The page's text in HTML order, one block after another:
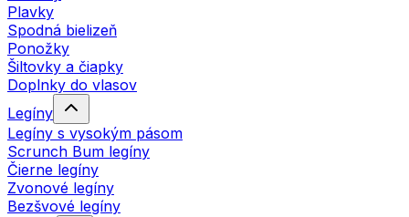
Plavky
Spodná bielizeň
Ponožky
Šiltovky a čiapky
Doplnky do vlasov
Legíny
Legíny s vysokým pásom
Scrunch Bum legíny
Čierne legíny
Zvonové legíny
Bezšvové legíny